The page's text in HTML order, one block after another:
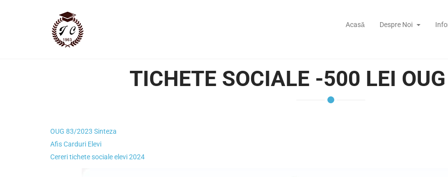
Acasă Despre Noi
TICHETE SOCIALE -500 LEI
OUG 83/2023 Sinteza
Afis Carduri Elevi
Cereri tichete sociale elevi 2024